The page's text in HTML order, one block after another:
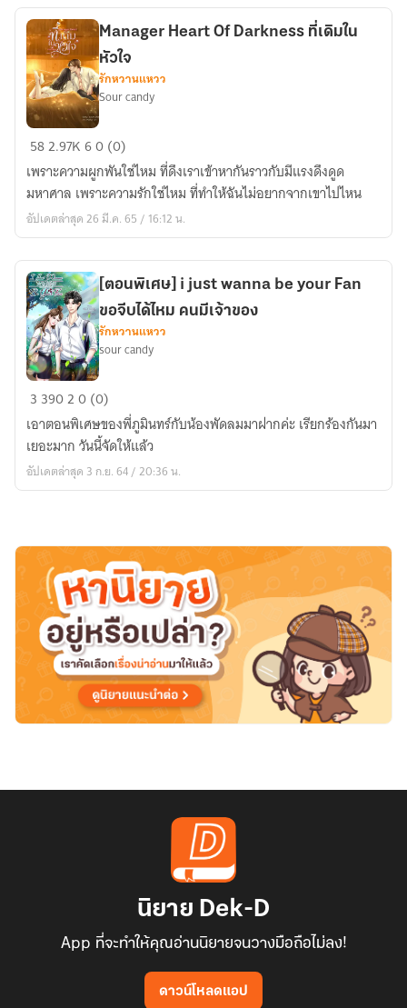
นะคะ]
Manager
Of
Darkness
ที่
ใน
หัวใจ
Manager Heart Of Darkness ที่เดิมใน
หัวใจ
รักหวานแหวว
Sour candy
582.97K60 (0)
เพราะความผูกพันใช่ไหม ที่ดึงเราเข้าหากันราวกับมีแรงดึงดูด
มหาศาล เพราะความรักใช่ไหม ที่ทำให้ฉันไม่อยากจากเขาไปไหน
อัปเดตล่าสุด 26 มี.ค. 65 / 16:12 น.
[ตอน
i
just
wanna
Fan
ขอ
จีบ
ไหม
คน
เจ้าของ
[ตอนพิเศษ] i just wanna be your Fan
ขอจีบได้ไหม คนมีเจ้าของ
รักหวานแหวว
sour candy
3 39020 (0)
เอาตอนพิเศษของพี่ภูมินทร์กับน้องพัดลมมาฝากค่ะ เรียกร้องกันมา
เยอะมาก วันนี้จัดให้แล้ว
อัปเดตล่าสุด 3 ก.ย. 64 / 20:36 น.
นิยาย Dek-D
App ที่จะทำให้คุณอ่านนิยายจนวางมือถือไม่ลง!
ดาวน์โหลดแอป